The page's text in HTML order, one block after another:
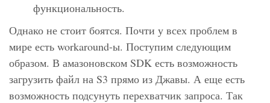
функциональность.
Однако не стоит боятся. Почти у всех проблем в
мире есть workaround-ы. Поступим следующим
образом. В амазоновском SDK есть возможность
загрузить файл на S3 прямо из Джавы. А еще есть
возможность подсунуть перехватчик запроса. Так